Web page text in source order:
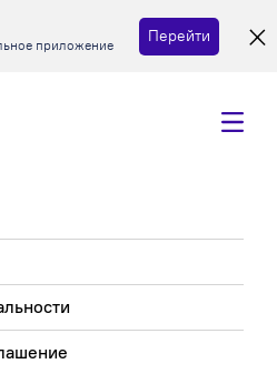
приложение
Перейти